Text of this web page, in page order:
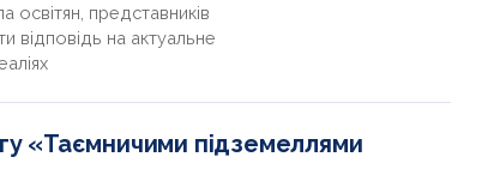
освітян, представників
відповідь на актуальне
«Таємничими підземеллями